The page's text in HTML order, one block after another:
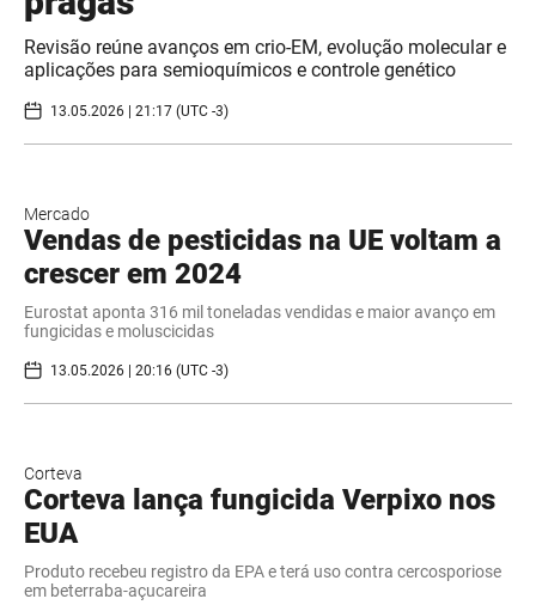
Revisão reúne avanços em crio-EM, evolução molecular e
aplicações para semioquímicos e controle genético
13.05.2026 | 21:17 (UTC -3)
Mercado
Vendas de pesticidas na UE voltam a
crescer em 2024
Eurostat aponta 316 mil toneladas vendidas e maior avanço em
fungicidas e moluscicidas
13.05.2026 | 20:16 (UTC -3)
Corteva
Corteva lança fungicida Verpixo nos
EUA
Produto recebeu registro da EPA e terá uso contra cercosporiose
em beterraba-açucareira